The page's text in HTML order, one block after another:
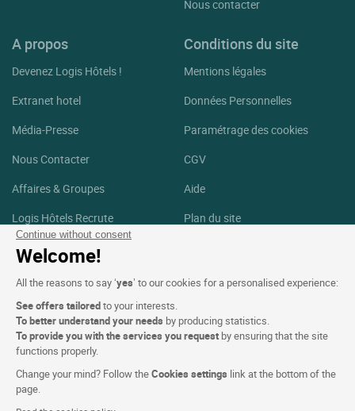
Continue without consent
Welcome!
All the reasons to say ‘yes’ to our cookies for a personalised experience:
See offers tailoredto your interests.
To better understand your needs by producing statistics.
To provide you with the services you request by ensuring that the site
functions properly.
Change your mind? Follow theCookies settings link at the bottom of the
page.
Nous contacter
A propos
Devenez Logis Hôtels !
Extranet hotel
Média-Presse
Nous Contacter
Affaires & Groupes
Logis Hôtels Recrute
Conditions du site
Mentions légales
Données Personnelles
Paramétrage des cookies
CGV
Aide
Plan du site
Suivez-nous
Facebook
Linkedin